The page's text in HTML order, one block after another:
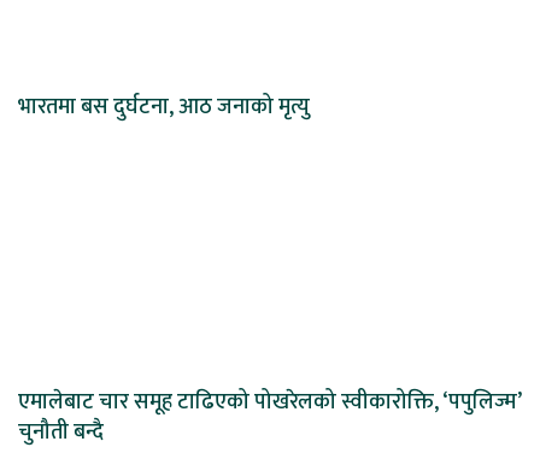
भारतमा बस दुर्घटना, आठ जनाको मृत्यु
एमालेबाट चार समूह टाढिएको पोखरेलको स्वीकारोक्ति, ‘पपुलिज्म’
चुनौती बन्दै